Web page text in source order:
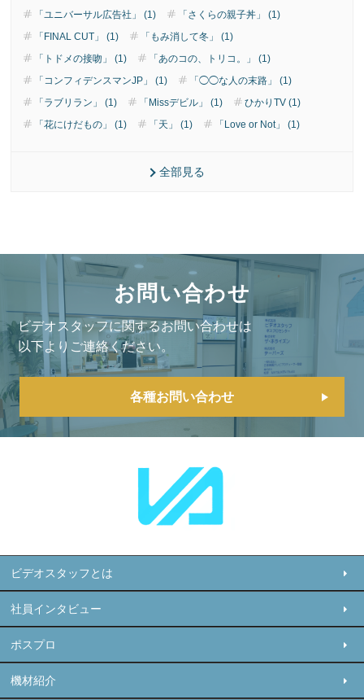
「ユニバーサル広告社」 (1)
「さくらの親子丼」 (1)
「FINAL CUT」 (1)
「もみ消して冬」 (1)
「トドメの接吻」 (1)
「あのコの、トリコ。」 (1)
「コンフィデンスマンJP」 (1)
「◯◯な人の末路」 (1)
「ラブリラン」 (1)
「Missデビル」 (1)
ひかりTV (1)
「花にけだもの」 (1)
「天」 (1) 「Love or Not」 (1)
全部見る
お問い合わせ
ビデオスタッフに関するお問い合わせは
以下よりご連絡ください。
各種お問い合わせ
ビデオスタッフとは
社員インタビュー
ポスプロ
機材紹介